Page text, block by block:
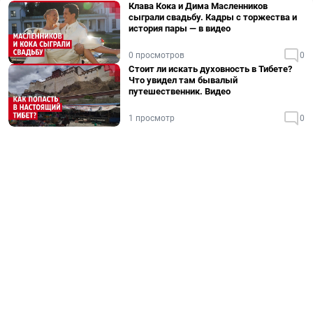
Клава Кока и Дима Масленников
сыграли свадьбу. Кадры с торжества и
история пары — в видео
0 просмотров 0
Стоит ли искать духовность в Тибете?
Что увидел там бывалый
путешественник. Видео
1 просмотр 0